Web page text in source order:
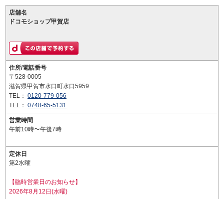
店舗名
ドコモショップ甲賀店
住所/電話番号
〒528-0005
滋賀県甲賀市水口町水口5959
TEL： 0120-779-056
TEL： 0748-65-5131
営業時間
午前10時〜午後7時
定休日
第2水曜
【臨時営業日のお知らせ】
2026年8月12日(水曜)